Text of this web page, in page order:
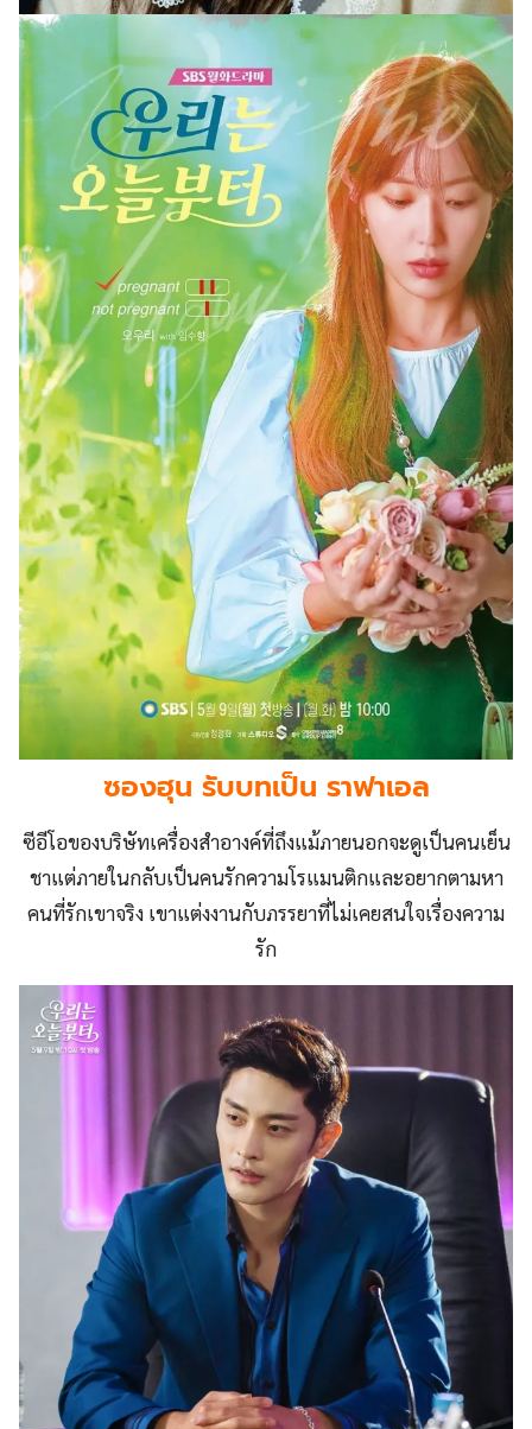
ซองฮุน รับบทเป็น ราฟาเอล
ซีอีโอของบริษัทเครื่องสำอางค์ที่ถึงแม้ภายนอกจะดูเป็นคนเย็น
ชาแต่ภายในกลับเป็นคนรักความโรแมนติกและอยากตามหา
คนที่รักเขาจริง เขาแต่งงานกับภรรยาที่ไม่เคยสนใจเรื่องความ
รัก